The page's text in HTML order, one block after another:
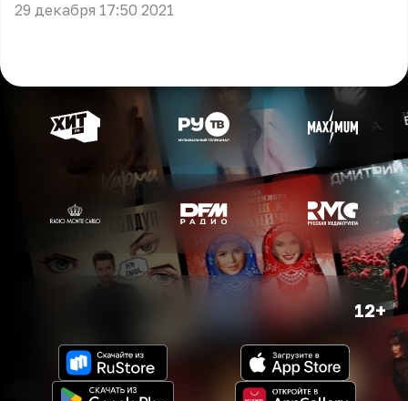
29 декабря 17:50 2021
12+